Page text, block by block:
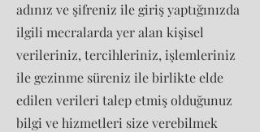
adınız ve şifreniz ile giriş yaptığınızda
ilgili mecralarda yer alan kişisel
verileriniz, tercihleriniz, işlemleriniz
ile gezinme süreniz ile birlikte elde
edilen verileri talep etmiş olduğunuz
bilgi ve hizmetleri size verebilmek